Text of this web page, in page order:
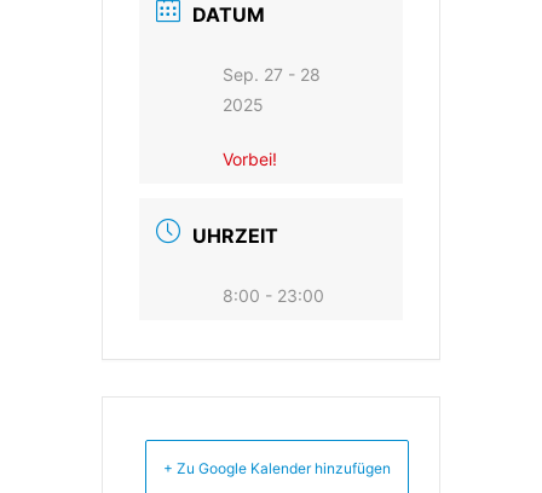
DATUM
Sep. 27 - 28
2025
Vorbei!
UHRZEIT
8:00 - 23:00
+ Zu Google Kalender hinzufügen